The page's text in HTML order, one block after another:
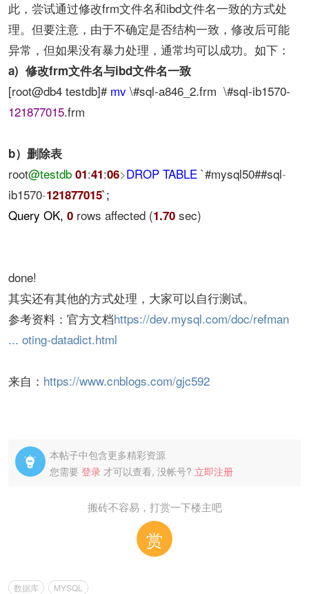
此，尝试通过修改frm文件名和ibd文件名一致的方式处
理。但要注意，由于不确定是否结构一致，修改后可能
异常，但如果没有暴力处理，通常均可以成功。如下：
a) 修改frm文件名与ibd文件名一致
[root@db4 testdb]# mv \#sql-a846_2.frm \#sql-ib1570-
121877015.frm
b）删除表
root@testdb 01:41:06>DROP TABLE `#mysql50##sql-
ib1570-121877015`;
Query OK, 0 rows affected (1.70 sec)
done!
其实还有其他的方式处理，大家可以自行测试。
参考资料：官方文档https://dev.mysql.com/doc/refman
... oting-datadict.html
来自： https://www.cnblogs.com/gjc592

本帖子中包含更多精彩资源
您需要 登录 才可以查看, 没帐号? 立即注册
搬砖不容易，打赏一下楼主吧
赏
数据库 MYSQL